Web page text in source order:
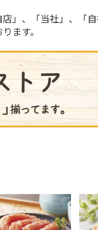
」、「当社」、「
ます。